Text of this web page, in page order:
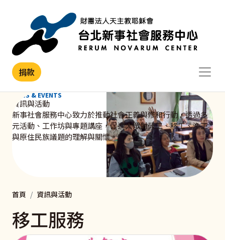
捐款
NEWS & EVENTS
資訊與活動
新事社會服務中心致力於推動社會正義與修和行動，透過多
元活動、工作坊與專題講座，促進大眾對勞工、移工、漁工
與原住民族議題的理解與關懷。
首頁 資訊與活動
移工服務